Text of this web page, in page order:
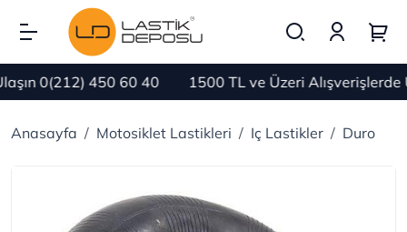
0(212) 450 60 40 1500 TL ve Üzeri Alışverişlerde
Anasayfa Motosiklet Lastikleri Iç Lastikler Duro